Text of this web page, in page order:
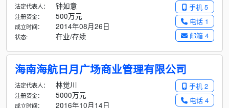
手机 5
电话 1
邮箱 4
法定代表人： 钟如意
注册资金： 500万元
成立时间： 2014年08月26日
状态: 在业/存续
海南海航日月广场商业管理有限公司
手机 2
电话 4
法定代表人： 林觉川
注册资金： 5000万元
成立时间： 2016年10月14日